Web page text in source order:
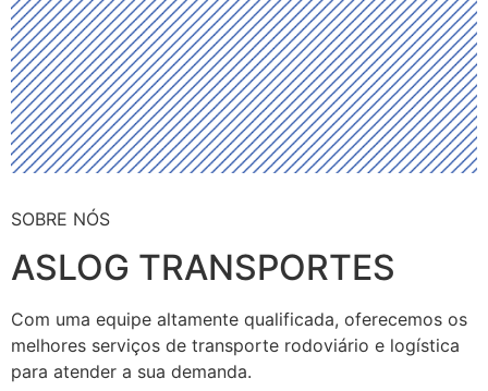
SOBRE NÓS
ASLOG TRANSPORTES
Com uma equipe altamente qualificada, oferecemos os
melhores serviços de transporte rodoviário e logística
para atender a sua demanda.